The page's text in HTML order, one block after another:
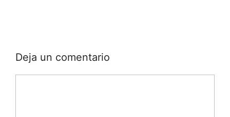
Deja un comentario